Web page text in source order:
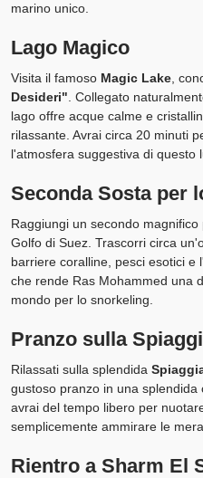
marino unico.
Lago Magico
Visita il famoso Magic Lake ,
Desideri" . Collegato
lago offre acque calme e
rilassante. Avrai circa 20 minuti
l'atmosfera suggestiva di questo
Seconda Sosta per
Raggiungi un secondo
Golfo di Suez. Trascorri circa
barriere coralline, pesci esotici e
che rende Ras Mohammed una
mondo per lo snorkeling.
Pranzo sulla
Rilassati sulla splendida
gustoso pranzo in una
avrai del tempo libero per
semplicemente ammirare le
Rientro a Sharm El